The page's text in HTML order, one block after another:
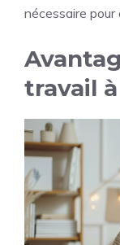
nécessaire
travail